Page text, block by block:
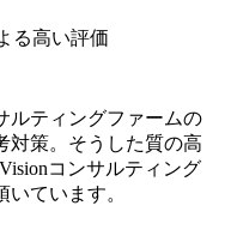
ー① https://my-vision.co.
企業インタビュ
dirbato/interview02 20
終了 2026年8月13日
コンサルタントが業界
場の最新トレンドをお
業界への転職を迷われ
参加も歓迎です。更
る高い評価
ルティングファームの
対策。そうした質の高
コンサルティング
ています。